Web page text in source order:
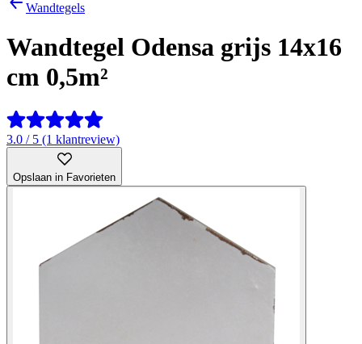
Wandtegels
Wandtegel Odensa grijs 14x16
cm 0,5m²
3.0 / 5 (1 klantreview)
Opslaan in Favorieten